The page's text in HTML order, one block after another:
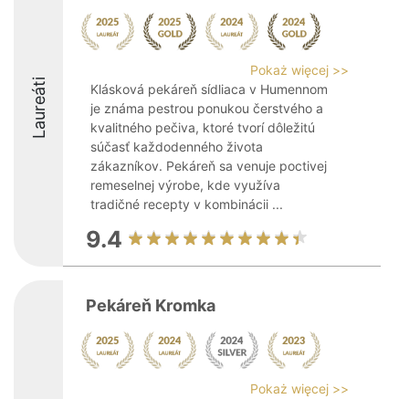
Laureáti
Pokaż więcej >>
Klásková pekáreň sídliaca v Humennom
je známa pestrou ponukou čerstvého a
kvalitného pečiva, ktoré tvorí dôležitú
súčasť každodenného života
zákazníkov. Pekáreň sa venuje poctivej
remeselnej výrobe, kde využíva
tradičné recepty v kombinácii ...
9.4
Pekáreň Kromka
Pokaż więcej >>